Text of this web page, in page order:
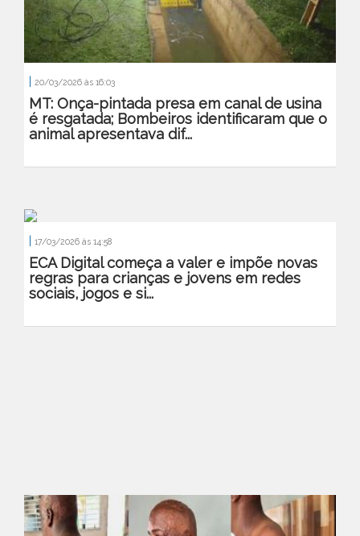
20/03/2026 às 16:03
MT: Onça-pintada presa em canal de usina
é resgatada; Bombeiros identificaram que o
animal apresentava dif...
17/03/2026 às 14:58
ECA Digital começa a valer e impõe novas
regras para crianças e jovens em redes
sociais, jogos e si...